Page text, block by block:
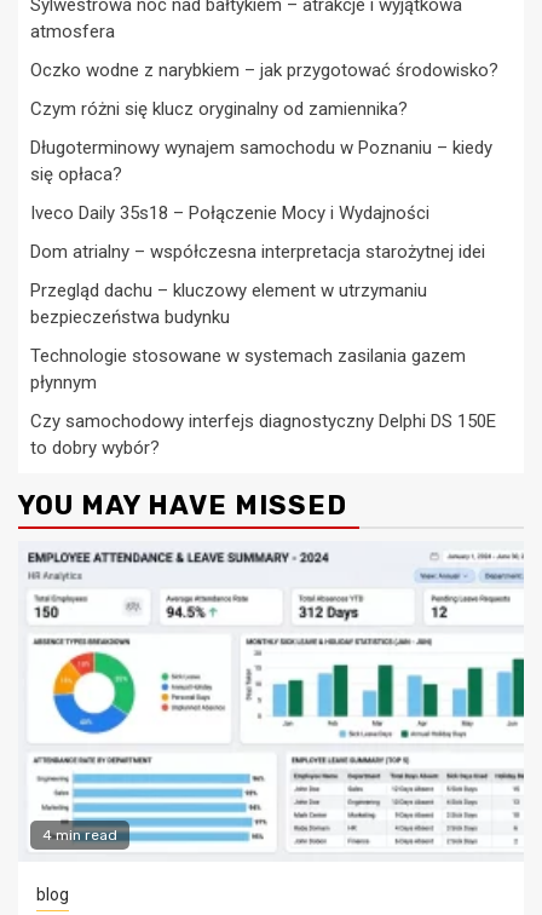
Sylwestrowa noc nad bałtykiem – atrakcje i wyjątkowa
atmosfera
Oczko wodne z narybkiem – jak przygotować środowisko?
Czym różni się klucz oryginalny od zamiennika?
Długoterminowy wynajem samochodu w Poznaniu – kiedy
się opłaca?
Iveco Daily 35s18 – Połączenie Mocy i Wydajności
Dom atrialny – współczesna interpretacja starożytnej idei
Przegląd dachu – kluczowy element w utrzymaniu
bezpieczeństwa budynku
Technologie stosowane w systemach zasilania gazem
płynnym
Czy samochodowy interfejs diagnostyczny Delphi DS 150E
to dobry wybór?
YOU MAY HAVE MISSED
4 min read
blog